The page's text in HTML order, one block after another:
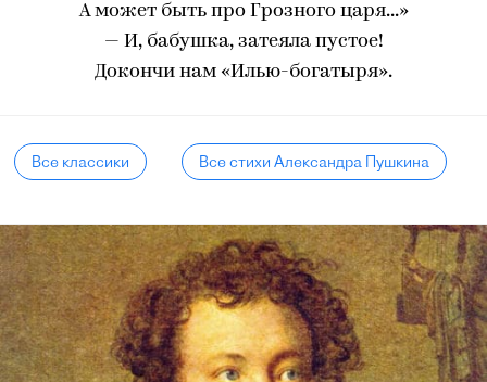
А может быть про Грозного царя...»
— И, бабушка, затеяла пустое!
Докончи нам «Илью-богатыря».
Все классики Все стихи Александра Пушкина